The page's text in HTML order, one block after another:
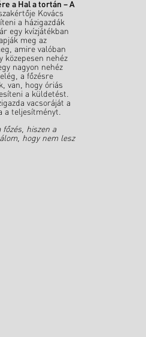
a Hal a tortán – A
Kovács
a házigazdák
egy kvízjátékban
meg az
amire valóban
közepesen nehéz
nagyon nehéz
a főzésre
van, hogy óriás
a küldetést.
vacsoráját a
a teljesítményt.
hiszen a
hogy nem lesz